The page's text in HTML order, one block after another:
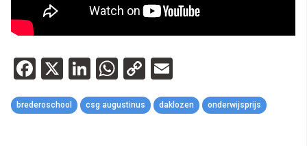
Facebook
X LinkedIn
WhatsApp
Copy
Link
brederoschool csg augustinus daklozen onderwijsprijs